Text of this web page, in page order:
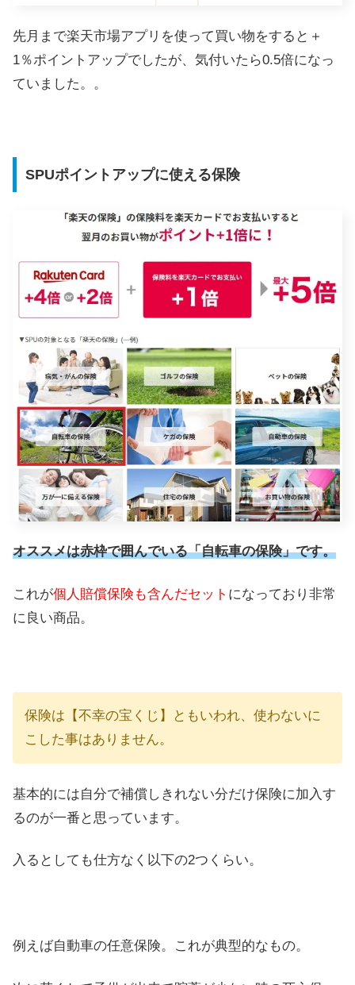
先月まで楽天市場アプリを使って買い物をすると＋
1％ポイントアップでしたが、気付いたら0.5倍になっ
ていました。。
SPUポイントアップに使える保険
オススメは赤枠で囲んでいる「自転車の保険」です。
これが個人賠償保険も含んだセット になっており非常
に良い商品。
保険は【不幸の宝くじ】ともいわれ、使わないに
こした事はありません。
基本的には自分で補償しきれない分だけ保険に加入す
るのが一番と思っています。
入るとしても仕方なく以下の2つくらい。
例えば自動車の任意保険。これが典型的なもの。